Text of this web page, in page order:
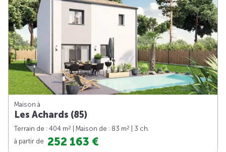
Maison à
Les Achards (85)
Terrain de : 404 m2 | Maison de : 83 m2
| 3 ch.
à partir de 252 163 €